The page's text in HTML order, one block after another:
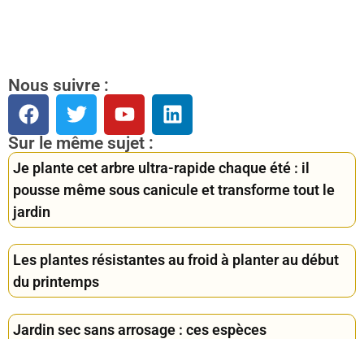
Nous suivre :
Sur le même sujet :
Je plante cet arbre ultra-rapide chaque été : il
pousse même sous canicule et transforme tout le
jardin
Les plantes résistantes au froid à planter au début
du printemps
Jardin sec sans arrosage : ces espèces